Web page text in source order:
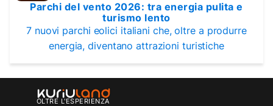
Parchi del vento 2026: tra energia pulita e
turismo lento
7 nuovi parchi eolici italiani che, oltre a produrre
energia, diventano attrazioni turistiche
OLTRE L'ESPERIENZA